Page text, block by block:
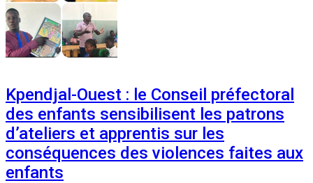
Kpendjal-Ouest : le Conseil préfectoral
des enfants sensibilisent les patrons
d’ateliers et apprentis sur les
conséquences des violences faites aux
enfants